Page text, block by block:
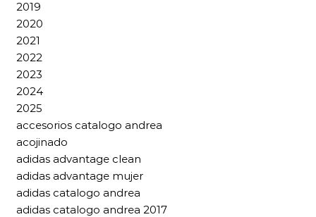
2019
2020
2021
2022
2023
2024
2025
accesorios catalogo andrea
acojinado
adidas advantage clean
adidas advantage mujer
adidas catalogo andrea
adidas catalogo andrea 2017